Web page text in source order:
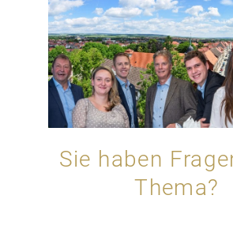
Sie haben
Thema?